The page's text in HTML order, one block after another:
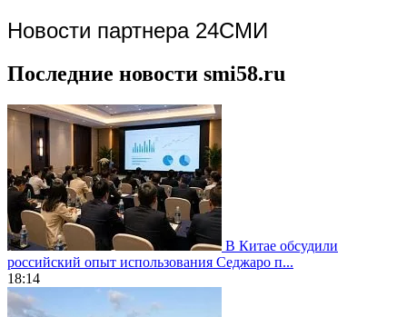
Новости партнера 24СМИ
Последние новости smi58.ru
В Китае обсудили
российский опыт использования Седжаро п...
18:14